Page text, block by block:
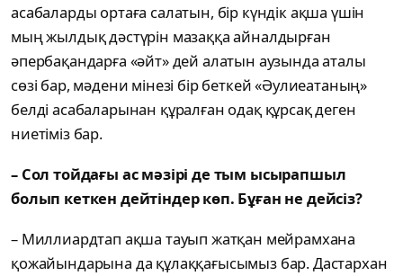
асабаларды ортаға салатын, бір күндік ақша үшін
мың жылдық дәстүрін мазаққа айналдырған
әпербақандарға «әйт» дей алатын аузында аталы
сөзі бар, мәдени мінезі бір беткей «Әулиеатаның»
белді асабаларынан құралған одақ құрсақ деген
ниетіміз бар.
– Сол тойдағы ас мәзірі де тым ысырапшыл
болып кеткен дейтіндер көп. Бұған не дейсіз?
– Миллиардтап ақша тауып жатқан мейрамхана
қожайындарына да құлаққағысымыз бар. Дастархан